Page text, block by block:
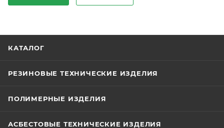
КАТАЛОГ
РЕЗИНОВЫЕ ТЕХНИЧЕСКИЕ ИЗДЕЛИЯ
ПОЛИМЕРНЫЕ ИЗДЕЛИЯ
АСБЕСТОВЫЕ ТЕХНИЧЕСКИЕ ИЗДЕЛИЯ